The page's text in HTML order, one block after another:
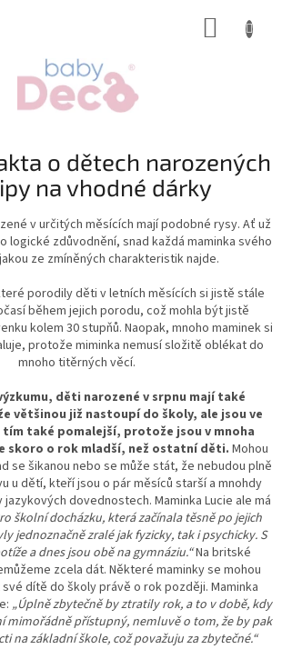
o dětech narozených
na vhodné dárky
v určitých měsících mají podobné rysy. Ať už
logické zdůvodnění, snad každá maminka svého
ze zmíněných charakteristik najde.
porodily děti v letních měsících si jistě stále
během jejich porodu, což mohla být jistě
kolem 30 stupňů. Naopak, mnoho maminek si
protože miminka nemusí složitě oblékat do
mnoho titěrných věcí.
děti narozené v srpnu mají také
většinou již nastoupí do školy, ale jsou ve
také pomalejší, protože jsou v mnoha
skoro o rok mladší, než ostatní děti. Mohou
se šikanou nebo se může stát, že nebudou plně
u dětí, kteří jsou o pár měsíců starší a mnohdy
dovednostech. Maminka Lucie ale má
školní docházku, která začínala těsně po jejich
jednoznačně zralé jak fyzicky, tak i psychicky. S
a dnes jsou obě na gymnáziu.“Na britské
zcela dát. Některé maminky se mohou
dítě do školy právě o rok později. Maminka
„Úplně zbytečně by ztratily rok, a to v době, kdy
mimořádně přístupný, nemluvě o tom, že by pak
na základní škole, což považuju za zbytečné.“